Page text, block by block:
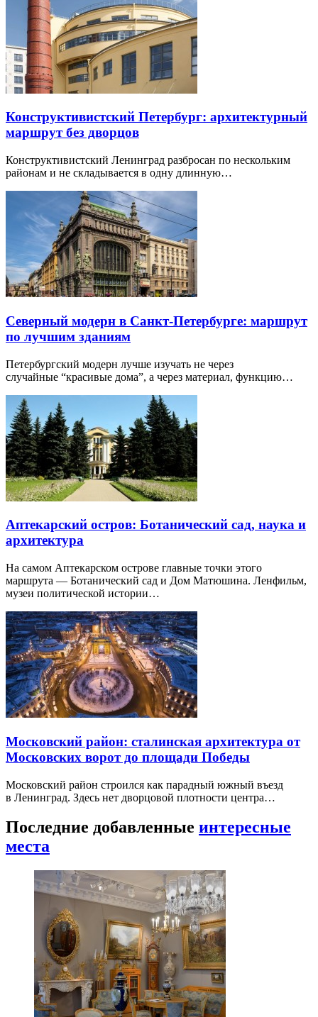
Конструктивистский Петербург: архитектурный
маршрут без дворцов
Конструктивистский Ленинград разбросан по нескольким
районам и не складывается в одну длинную…
Северный модерн в Санкт-Петербурге: маршрут
по лучшим зданиям
Петербургский модерн лучше изучать не через
случайные “красивые дома”, а через материал, функцию…
Аптекарский остров: Ботанический сад, наука и
архитектура
На самом Аптекарском острове главные точки этого
маршрута — Ботанический сад и Дом Матюшина. Ленфильм,
музеи политической истории…
Московский район: сталинская архитектура от
Московских ворот до площади Победы
Московский район строился как парадный южный въезд
в Ленинград. Здесь нет дворцовой плотности центра…
Последние добавленные интересные
места